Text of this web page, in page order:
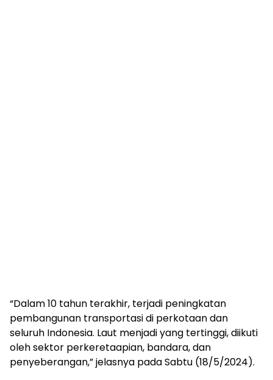
“Dalam 10 tahun terakhir, terjadi peningkatan
pembangunan transportasi di perkotaan dan
seluruh Indonesia. Laut menjadi yang tertinggi, diikuti
oleh sektor perkeretaapian, bandara, dan
penyeberangan,” jelasnya pada Sabtu (18/5/2024).